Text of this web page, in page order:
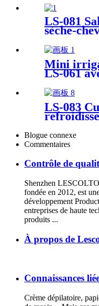
Trois
Power
LS-081
sèche-
moteur à
poids
avec le
Mini
LS-061
d'eau à
système
LS-083
Salon
Cooling
Blogue connexe
Commentaires
Contrôle de
Shenzhen
fondée en 2012, est
développement
entreprises de haute
produits ...
À propos de
Connaissances
Crème dépilatoire,